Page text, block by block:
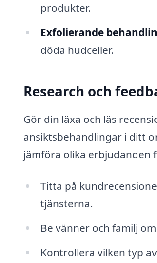
produkter.
Exfolierande
döda hudceller.
Research och
Gör din läxa och läs
ansiktsbehandlingar i ditt
jämföra olika erbjudanden
Titta på
tjänsterna.
Be vänner och familj
Kontrollera vilken typ